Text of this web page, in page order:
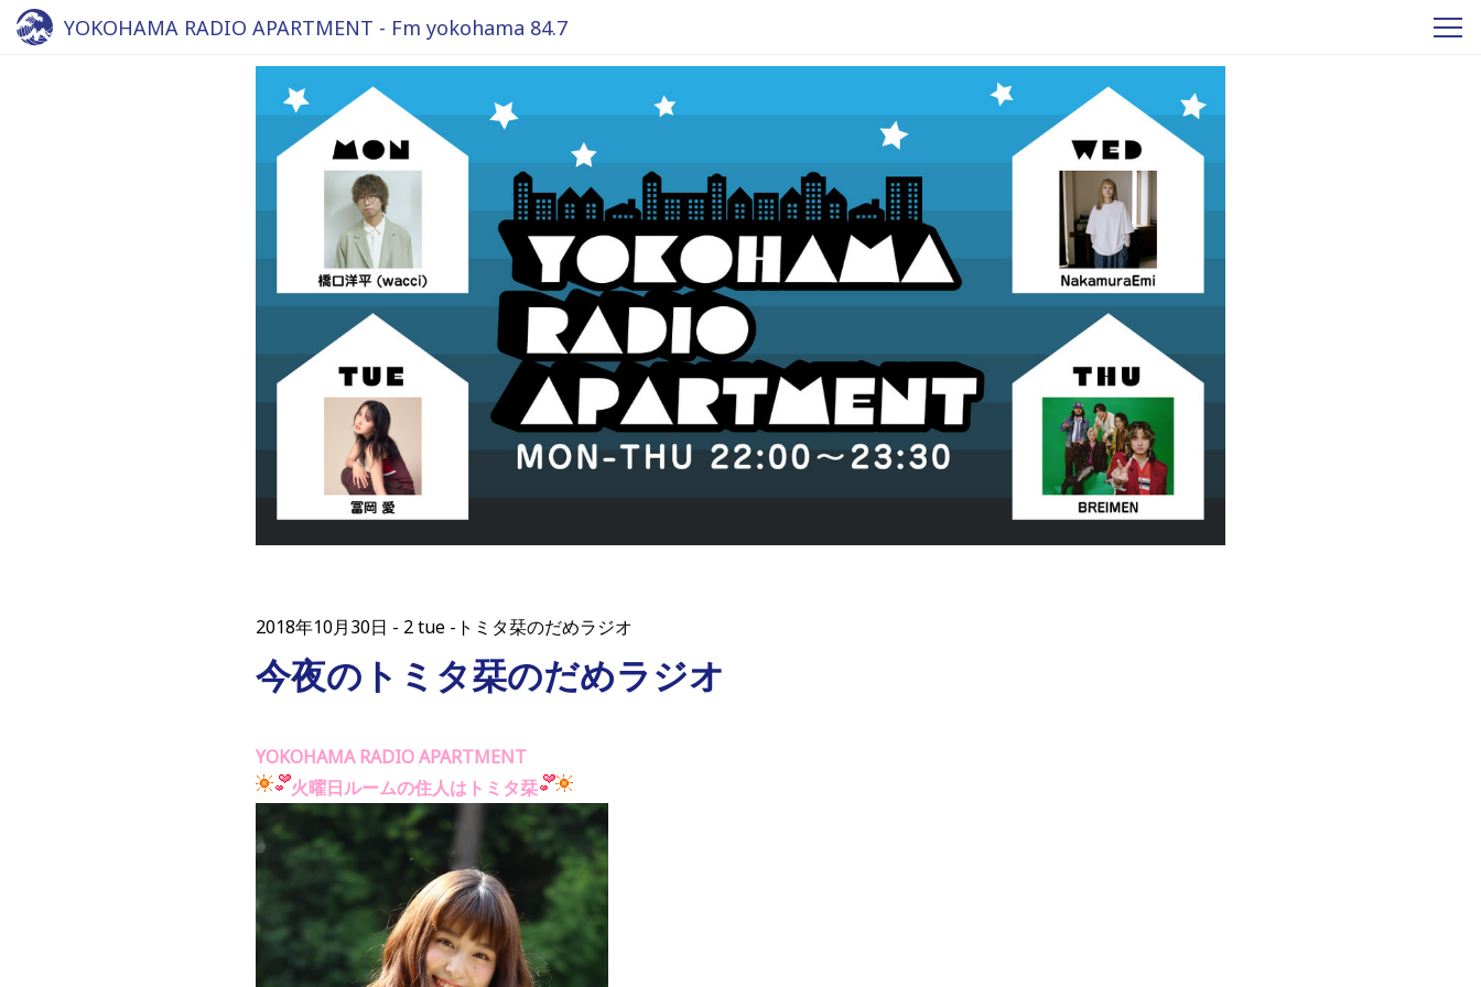
YOKOHAMA RADIO APARTMENT - Fm yokohama 84.7
2018年10月30日 2 tue -トミタ栞のだめラジオ
今夜のトミタ栞のだめラジオ
YOKOHAMA RADIO APARTMENT
火曜日ルームの住人はトミタ栞